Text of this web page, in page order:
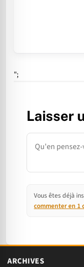
";
Laisser
Commentaire
Vous êtes déjà
commenter en 1
ARCHIVES